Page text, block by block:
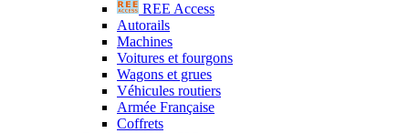
REE Access
Autorails
Machines
Voitures et fourgons
Wagons et grues
Véhicules routiers
Armée Française
Coffrets